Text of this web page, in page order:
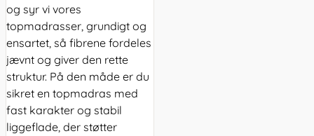
og syr vi vores
topmadrasser, grundigt og
ensartet, så fibrene fordeles
jævnt og giver den rette
struktur. På den måde er du
sikret en topmadras med
fast karakter og stabil
liggeflade, der støtter